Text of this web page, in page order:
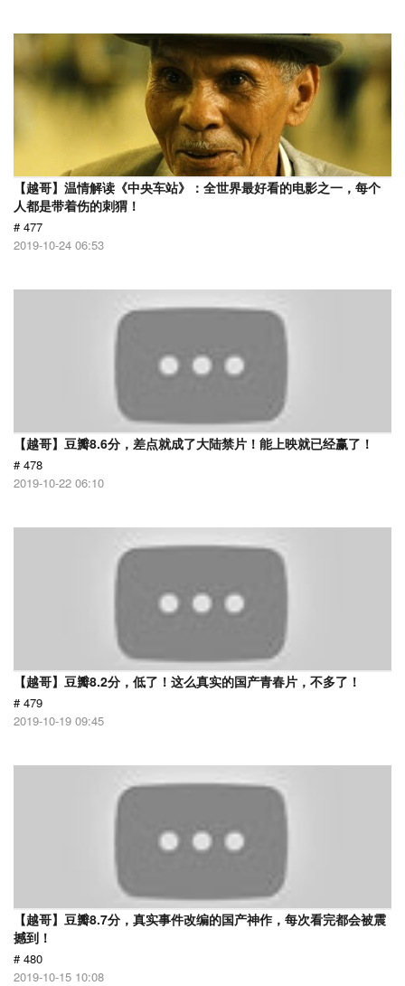
【越哥】温情解读《中央车站》：全世界最好看的电影之一，每个
人都是带着伤的刺猬！
# 477
2019-10-24 06:53
【越哥】豆瓣8.6分，差点就成了大陆禁片！能上映就已经赢了！
# 478
2019-10-22 06:10
【越哥】豆瓣8.2分，低了！这么真实的国产青春片，不多了！
# 479
2019-10-19 09:45
【越哥】豆瓣8.7分，真实事件改编的国产神作，每次看完都会被震
撼到！
# 480
2019-10-15 10:08